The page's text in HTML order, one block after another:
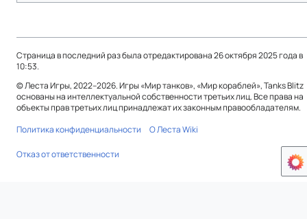
Страница в последний раз была отредактирована 26 октября 2025 года в
10:53.
© Леста Игры, 2022–2026. Игры «Мир танков», «Мир кораблей», Tanks Blitz
основаны на интеллектуальной собственности третьих лиц. Все права на
объекты прав третьих лиц принадлежат их законным правообладателям.
Политика конфиденциальности
О Леста Wiki
Отказ от ответственности